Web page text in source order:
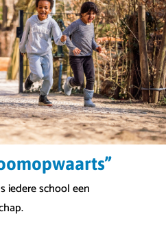
iedere school een